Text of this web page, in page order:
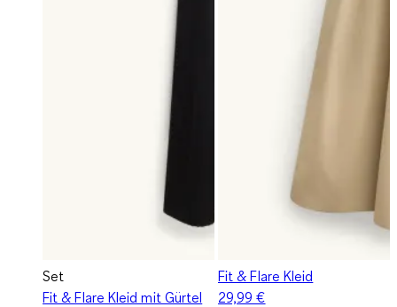
Set
Fit & Flare Kleid mit Gürtel
Fit & Flare Kleid
29,99 €